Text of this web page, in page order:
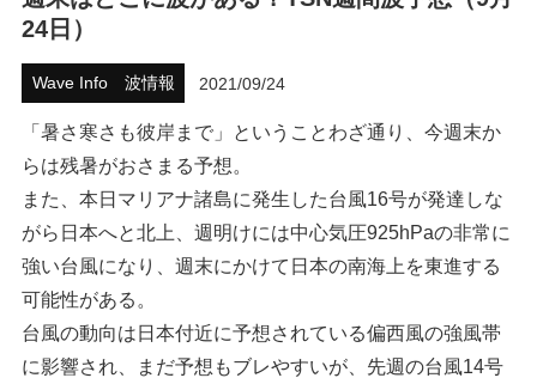
24日）
Wave Info 波情報 2021/09/24
「暑さ寒さも彼岸まで」ということわざ通り、今週末か
らは残暑がおさまる予想。
また、本日マリアナ諸島に発生した台風16号が発達しな
がら日本へと北上、週明けには中心気圧925hPaの非常に
強い台風になり、週末にかけて日本の南海上を東進する
可能性がある。
台風の動向は日本付近に予想されている偏西風の強風帯
に影響され、まだ予想もブレやすいが、先週の台風14号